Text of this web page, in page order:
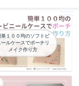
ドなどの縫い物
単１００均のソフトビ
ールケースでポーチリ
メイク作り方